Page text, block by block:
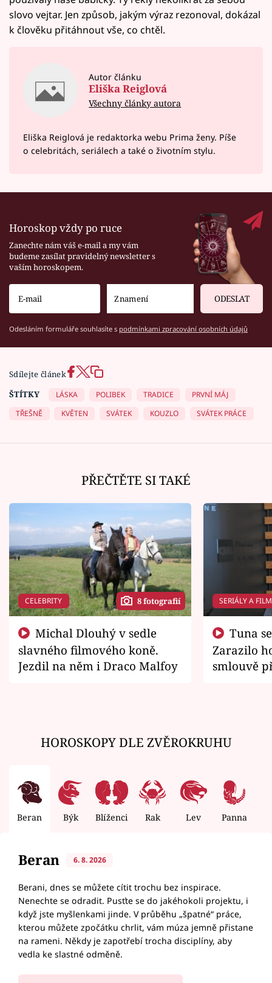
slovo vejtar. Jen způsob, jakým výraz rezonoval, dokázal
k člověku přitáhnout vše, co chtěl.
Autor článku
Eliška Reiglová
Všechny články autora
Eliška Reiglová je redaktorka webu Prima ženy. Píše
o celebritách, seriálech a také o životním stylu.
Horoskop vždy po ruce
Zanechte nám váš e-mail a my vám
budeme zasílat pravidelný newsletter s
vaším horoskopem.
ODESLAT
Odesláním formuláře souhlasíte s podmínkami zpracování osobních údajů
Sdílejte článek
ŠTÍTKY
LÁSKA POLIBEK TRADICE
PRVNÍ MÁJ
TŘEŠNĚ
KVĚTEN SVÁTEK KOUZLO SVÁTEK PRÁCE
PŘEČTĚTE SI TAKÉ
CELEBRITY 8 fotografií
slavného filmového koně.
Jezdil na něm i Draco Malfoy
SERIÁLY A
Zarazilo
smlouvě
HOROSKOPY DLE ZVĚROKRUHU
Beran Býk Blíženci Rak Lev Panna
Beran 6. 8. 2026
Berani, dnes se můžete cítit trochu bez inspirace.
Nenechte se odradit. Pusťte se do jakéhokoli projektu, i
když jste myšlenkami jinde. V průběhu „špatné“ práce,
kterou můžete zpočátku chrlit, vám múza jemně přistane
na rameni. Někdy je zapotřebí trocha disciplíny, aby
vedla ke slastné odměně.